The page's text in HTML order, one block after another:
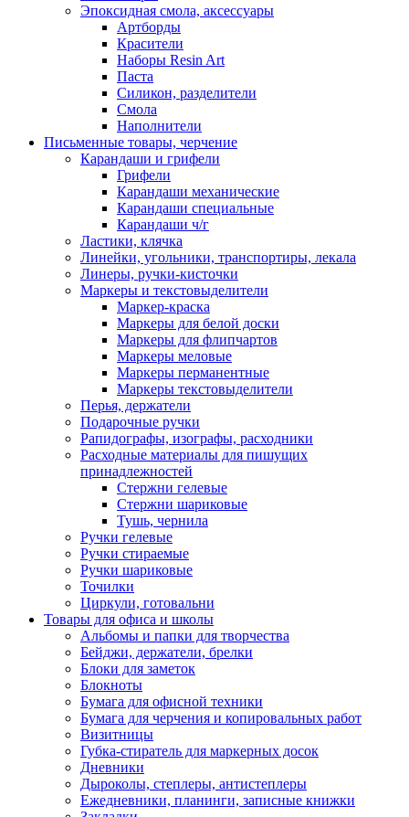
Эпоксидная смола, аксессуары
Артборды
Красители
Наборы Resin Art
Паста
Силикон, разделители
Смола
Наполнители
Письменные товары, черчение
Карандаши и грифели
Грифели
Карандаши механические
Карандаши специальные
Карандаши ч/г
Ластики, клячка
Линейки, угольники, транспортиры, лекала
Линеры, ручки-кисточки
Маркеры и текстовыделители
Маркер-краска
Маркеры для белой доски
Маркеры для флипчартов
Маркеры меловые
Маркеры перманентные
Маркеры текстовыделители
Перья, держатели
Подарочные ручки
Рапидографы, изографы, расходники
Расходные материалы для пишущих
принадлежностей
Стержни гелевые
Стержни шариковые
Тушь, чернила
Ручки гелевые
Ручки стираемые
Ручки шариковые
Точилки
Циркули, готовальни
Товары для офиса и школы
Альбомы и папки для творчества
Бейджи, держатели, брелки
Блоки для заметок
Блокноты
Бумага для офисной техники
Бумага для черчения и копировальных работ
Визитницы
Губка-стиратель для маркерных досок
Дневники
Дыроколы, степлеры, антистеплеры
Ежедневники, планинги, записные книжки